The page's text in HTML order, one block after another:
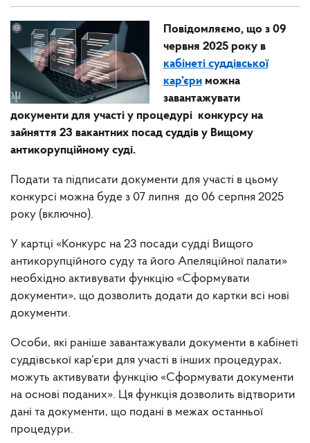
Повідомляємо, що з 09
червня 2025 року в
кабінеті суддівської
кар’єриможна
завантажувати
документи для участі у процедурі конкурсу на
зайняття 23 вакантних посад суддів у Вищому
антикорупційному суді.
Подати та підписати документи для участі в цьому
конкурсі можна буде з 07 липня до 06 серпня 2025
року (включно).
У картці «Конкурс на 23 посади судді Вищого
антикорупційного суду та його Апеляційної палати»
необхідно активувати функцію «Сформувати
документи», що дозволить додати до картки всі нові
документи.
Особи, які раніше завантажували документи в кабінеті
суддівської кар’єри для участі в інших процедурах,
можуть активувати функцію «Сформувати документи
на основі поданих». Ця функція дозволить відтворити
дані та документи, що подані в межах останньої
процедури.